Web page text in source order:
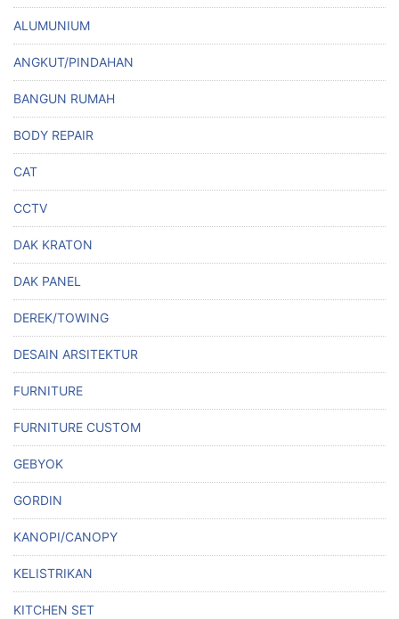
ALUMUNIUM
ANGKUT/PINDAHAN
BANGUN RUMAH
BODY REPAIR
CAT
CCTV
DAK KRATON
DAK PANEL
DEREK/TOWING
DESAIN ARSITEKTUR
FURNITURE
FURNITURE CUSTOM
GEBYOK
GORDIN
KANOPI/CANOPY
KELISTRIKAN
KITCHEN SET